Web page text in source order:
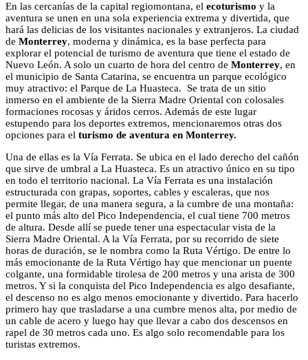
En las cercanías de la capital regiomontana, el ecoturismo y la
aventura se unen en una sola experiencia extrema y divertida, que
hará las delicias de los visitantes nacionales y extranjeros. La ciudad
de Monterrey, moderna y dinámica, es la base perfecta para
explorar el potencial de turismo de aventura que tiene el estado de
Nuevo León. A solo un cuarto de hora del centro de Monterrey, en
el municipio de Santa Catarina, se encuentra un parque ecológico
muy atractivo: el Parque de La Huasteca. Se trata de un sitio
inmerso en el ambiente de la Sierra Madre Oriental con colosales
formaciones rocosas y áridos cerros. Además de este lugar
estupendo para los deportes extremos, mencionaremos otras dos
opciones para el turismo de aventura en Monterrey.
Una de ellas es la Vía Ferrata. Se ubica en el lado derecho del cañón
que sirve de umbral a La Huasteca. Es un atractivo único en su tipo
en todo el territorio nacional. La Vía Ferrata es una instalación
estructurada con grapas, soportes, cables y escaleras, que nos
permite llegar, de una manera segura, a la cumbre de una montaña:
el punto más alto del Pico Independencia, el cual tiene 700 metros
de altura. Desde allí se puede tener una espectacular vista de la
Sierra Madre Oriental. A la Vía Ferrata, por su recorrido de siete
horas de duración, se le nombra como la Ruta Vértigo. De entre lo
más emocionante de la Ruta Vértigo hay que mencionar un puente
colgante, una formidable tirolesa de 200 metros y una arista de 300
metros. Y si la conquista del Pico Independencia es algo desafiante,
el descenso no es algo menos emocionante y divertido. Para hacerlo
primero hay que trasladarse a una cumbre menos alta, por medio de
un cable de acero y luego hay que llevar a cabo dos descensos en
rapel de 30 metros cada uno. Es algo solo recomendable para los
turistas extremos.